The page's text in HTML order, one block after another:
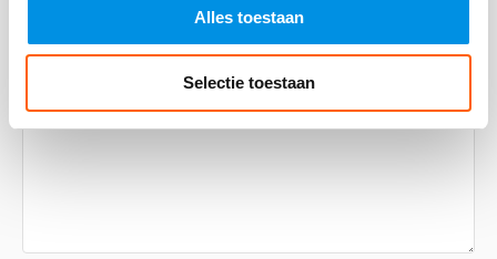
Alles toestaan
Selectie toestaan